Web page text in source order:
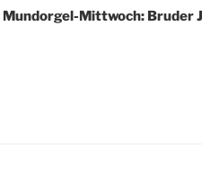
Mundorgel-Mittwoch: Bruder